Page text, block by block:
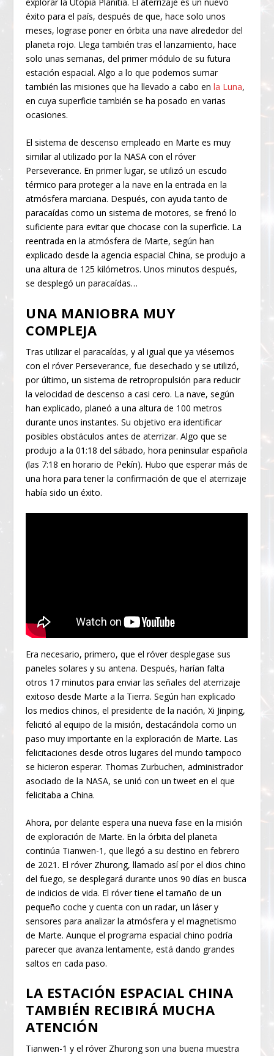
éxito para el país, después de que, hace solo unos
meses, lograse poner en órbita una nave alrededor del
planeta rojo. Llega también tras el lanzamiento, hace
solo unas semanas, del primer módulo de su futura
estación espacial. Algo a lo que podemos sumar
también las misiones que ha llevado a cabo enla Luna,
en cuya superficie también se ha posado en varias
ocasiones.
El sistema de descenso empleado en Marte es muy
similar al utilizado por la NASA con el róver
Perseverance. En primer lugar, se utilizó un escudo
térmico para proteger a la nave en la entrada en la
atmósfera marciana. Después, con ayuda tanto de
paracaídas como un sistema de motores, se frenó lo
suficiente para evitar que chocase con la superficie. La
reentrada en la atmósfera de Marte, según han
explicado desde la agencia espacial China, se produjo a
una altura de 125 kilómetros. Unos minutos después,
se desplegó un paracaídas…
UNA MANIOBRA MUY
COMPLEJA
Tras utilizar el paracaídas, y al igual que ya viésemos
con el róver Perseverance, fue desechado y se utilizó,
por último, un sistema de retropropulsión para reducir
la velocidad de descenso a casi cero. La nave, según
han explicado, planeó a una altura de 100 metros
durante unos instantes. Su objetivo era identificar
posibles obstáculos antes de aterrizar. Algo que se
produjo a la 01:18 del sábado, hora peninsular española
(las 7:18 en horario de Pekín). Hubo que esperar más de
una hora para tener la confirmación de que el aterrizaje
había sido un éxito.
Era necesario, primero, que el róver desplegase sus
paneles solares y su antena. Después, harían falta
otros 17 minutos para enviar las señales del aterrizaje
exitoso desde Marte a la Tierra. Según han explicado
los medios chinos, el presidente de la nación, Xi Jinping,
felicitó al equipo de la misión, destacándola como un
paso muy importante en la exploración de Marte. Las
felicitaciones desde otros lugares del mundo tampoco
se hicieron esperar. Thomas Zurbuchen, administrador
asociado de la NASA, se unió con un tweet en el que
felicitaba a China.
Ahora, por delante espera una nueva fase en la misión
de exploración de Marte. En la órbita del planeta
continúa Tianwen-1, que llegó a su destino en febrero
de 2021. El róver Zhurong, llamado así por el dios chino
del fuego, se desplegará durante unos 90 días en busca
de indicios de vida. El róver tiene el tamaño de un
pequeño coche y cuenta con un radar, un láser y
sensores para analizar la atmósfera y el magnetismo
de Marte. Aunque el programa espacial chino podría
parecer que avanza lentamente, está dando grandes
saltos en cada paso.
LA ESTACIÓN ESPACIAL CHINA
TAMBIÉN RECIBIRÁ MUCHA
ATENCIÓN
Tianwen-1 y el róver Zhurong son una buena muestra